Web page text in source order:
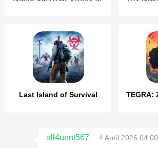
Last Island of Survival
all4uent567
4 April 2026 04:00